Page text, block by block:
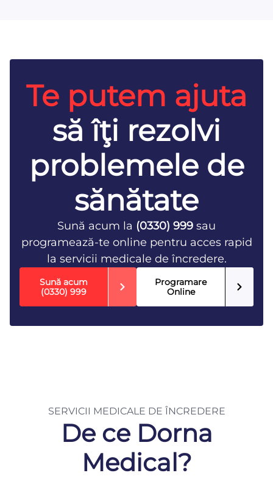
Te putem ajuta
să îţi rezolvi
problemele de
sănătate
Sună acum la (0330) 999 sau
programează-te online pentru acces rapid
la servicii medicale de încredere.
Sună acum
(0330) 999
Programare
Online
SERVICII MEDICALE DE ÎNCREDERE
De ce Dorna
Medical?